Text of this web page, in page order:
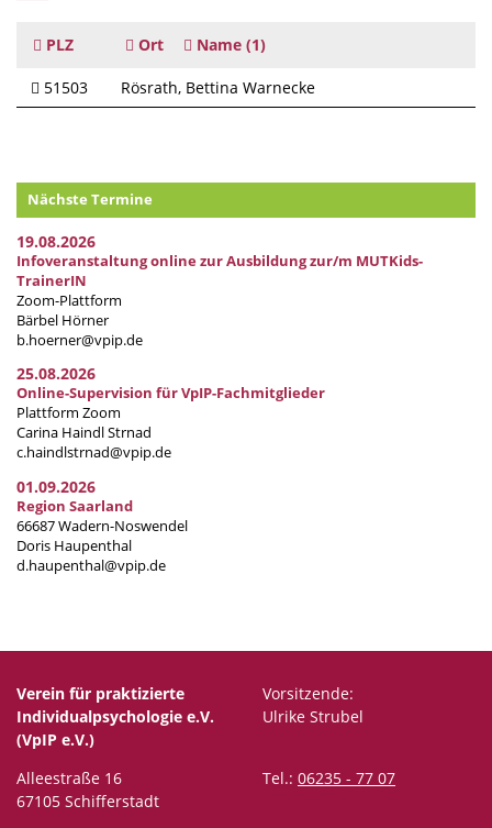
PLZ Ort Name (1)
51503 Rösrath Bettina Warnecke
Nächste Termine
19.08.2026
Infoveranstaltung online zur Ausbildung zur/m MUTKids-
TrainerIN
Zoom-Plattform
Bärbel Hörner
b.hoerner@vpip.de
25.08.2026
Online-Supervision für VpIP-Fachmitglieder
Plattform Zoom
Carina Haindl Strnad
c.haindlstrnad@vpip.de
01.09.2026
Region Saarland
66687 Wadern-Noswendel
Doris Haupenthal
d.haupenthal@vpip.de
Verein für praktizierte
Individualpsychologie e.V.
(VpIP e.V.)
Vorsitzende:
Ulrike Strubel
Alleestraße 16
67105 Schifferstadt
Tel.: 06235 - 77 07